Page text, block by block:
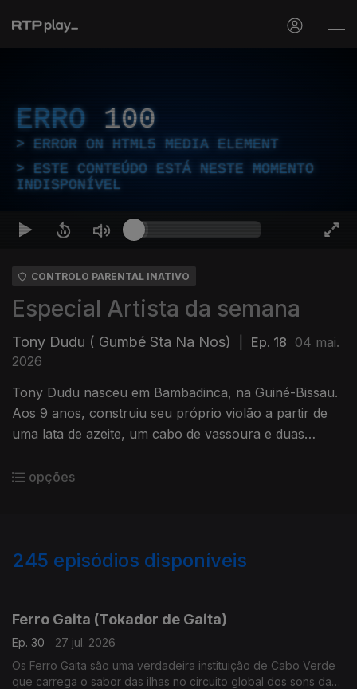
ERRO 100
ERROR ON HTML5 MEDIA ELEMENT
ESTE CONTEÚDO ESTÁ NESTE MOMENTO
INDISPONÍVEL
CONTROLO PARENTAL INATIVO
Especial Artista da semana
Tony Dudu ( Gumbé Sta Na Nos) Ep. 18 04 mai.
2026
Tony Dudu nasceu em Bambadinca, na Guiné-Bissau.
Aos 9 anos, construiu seu próprio violão a partir de
uma lata de azeite, um cabo de vassoura e duas
opções
245 episódios disponíveis
Ferro Gaita (Tokador de Gaita)
Ep. 30
27 jul. 2026
Os Ferro Gaita são uma verdadeira instituição de Cabo Verde
que carrega o sabor das ilhas no circuito global dos sons da